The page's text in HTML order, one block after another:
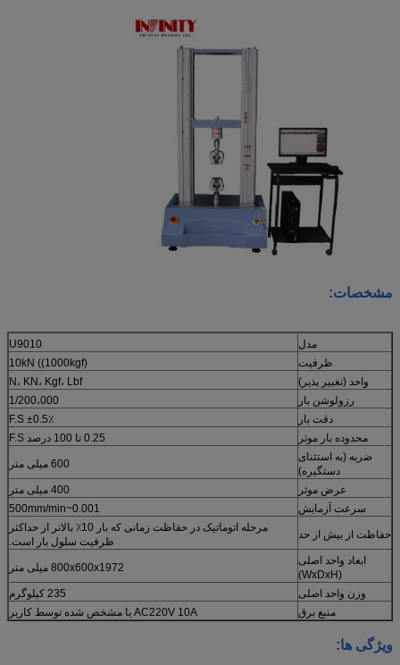
مشخصات:
مدل
U9010
ظرفیت
10kN ((1000kgf)
واحد (تغییر پذیر)
N، KN، Kgf، Lbf
رزولوشن بار
1/200،000
دقت بار
±0.5٪ F.S
محدوده بار موثر
0.25 تا 100 درصد F.S
ضربه (به استثنای
دستگیره)
600 میلی متر
عرض موثر
400 میلی متر
سرعت آزمایش
0.001~500mm/min
حفاظت از بیش از حد
مرحله اتوماتیک در حفاظت زمانی که بار 10٪ بالاتر از حداکثر
ظرفیت سلول بار است.
ابعاد واحد اصلی
(WxDxH)
800x600x1972 میلی متر
وزن واحد اصلی
235 کیلوگرم
منبع برق
AC220V 10A یا مشخص شده توسط کاربر
ویژگی ها: